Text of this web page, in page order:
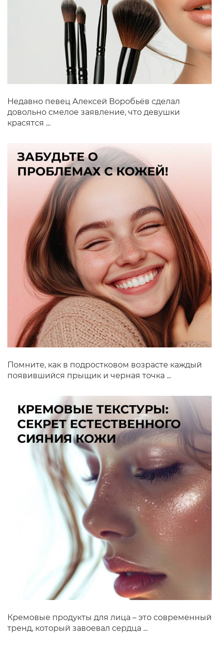
Недавно певец Алексей Воробьёв сделал
довольно смелое заявление, что девушки
красятся ...
Помните, как в подростковом возрасте каждый
появившийся прыщик и черная точка ...
Кремовые продукты для лица – это современный
тренд, который завоевал сердца ...